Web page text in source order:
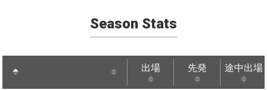
Season Stats
出場 先発 途中出場